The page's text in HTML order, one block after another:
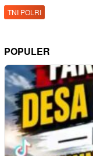
TNI POLRI
POPULER